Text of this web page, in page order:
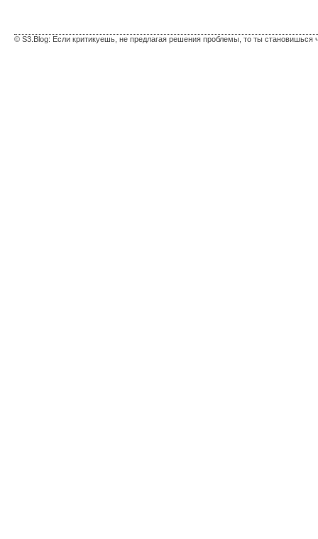
© S3.Blog: Если критикуешь, не предлагая решения проблемы, то ты становишься